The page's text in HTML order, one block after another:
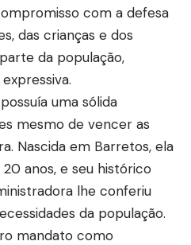
com a defesa
das crianças e dos
da população,
uma sólida
mesmo de vencer as
Nascida em Barretos, ela
anos, e seu histórico
lhe conferiu
da população.
mandato como